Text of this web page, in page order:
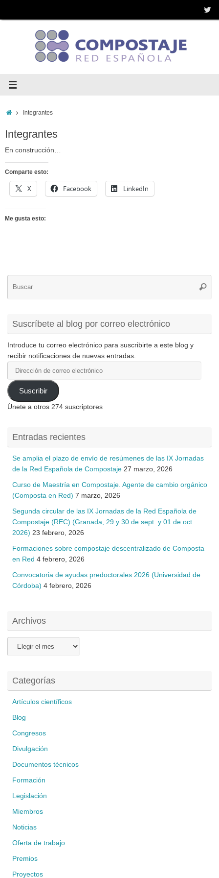
InicioIntegrantes
Integrantes
En construcción…
Comparte esto:
X Facebook LinkedIn
Me gusta esto:
Suscríbete al blog por correo electrónico
Introduce tu correo electrónico para suscribirte a este blog y
recibir notificaciones de nuevas entradas.
correo
electrónico
Suscribir
Únete a otros 274 suscriptores
Entradas recientes
Se amplia el plazo de envío de resúmenes de las IX Jornadas
de la Red Española de Compostaje 27 marzo, 2026
Curso de Maestría en Compostaje. Agente de cambio orgánico
(Composta en Red) 7 marzo, 2026
Segunda circular de las IX Jornadas de la Red Española de
Compostaje (REC) (Granada, 29 y 30 de sept. y 01 de oct.
2026) 23 febrero, 2026
Formaciones sobre compostaje descentralizado de Composta
en Red 4 febrero, 2026
Convocatoria de ayudas predoctorales 2026 (Universidad de
Córdoba) 4 febrero, 2026
Archivos
Categorías
Artículos científicos
Blog
Congresos
Divulgación
Documentos técnicos
Formación
Legislación
Miembros
Noticias
Oferta de trabajo
Premios
Proyectos